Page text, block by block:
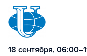
18 сентября,